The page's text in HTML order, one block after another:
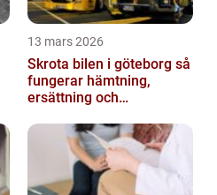
13 mars 2026
Skrota bilen i göteborg så
fungerar hämtning,
ersättning och